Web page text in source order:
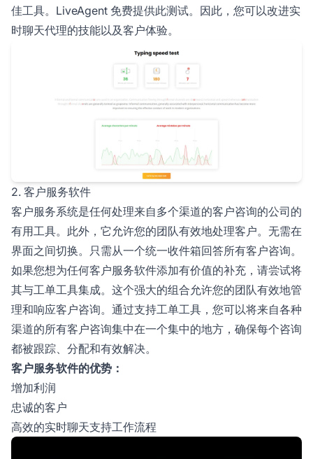
佳工具。LiveAgent 免费提供此测试。因此，您可以改进实
时聊天代理的技能以及客户体验。
2. 客户服务软件
客户服务系统是任何处理来自多个渠道的客户咨询的公司的
有用工具。此外，它允许您的团队有效地处理客户。无需在
界面之间切换。只需从一个统一收件箱回答所有客户咨询。
如果您想为任何客户服务软件添加有价值的补充，请尝试将
其与工单工具集成。这个强大的组合允许您的团队有效地管
理和响应客户咨询。通过支持工单工具，您可以将来自各种
渠道的所有客户咨询集中在一个集中的地方，确保每个咨询
都被跟踪、分配和有效解决。
客户服务软件的优势：
增加利润
忠诚的客户
高效的实时聊天支持工作流程